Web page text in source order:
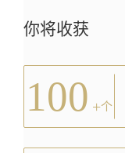
你将收获
100 +个